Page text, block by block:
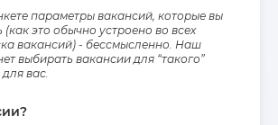
параметры вакансий, которые вы
(как это обычно устроено во всех
вакансий) - бессмысленно. Наш
выбирать вакансии для “такого”
вас.